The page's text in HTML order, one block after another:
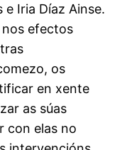
e Iria Díaz Ainse.
nos efectos
os
en xente
as súas
con elas no